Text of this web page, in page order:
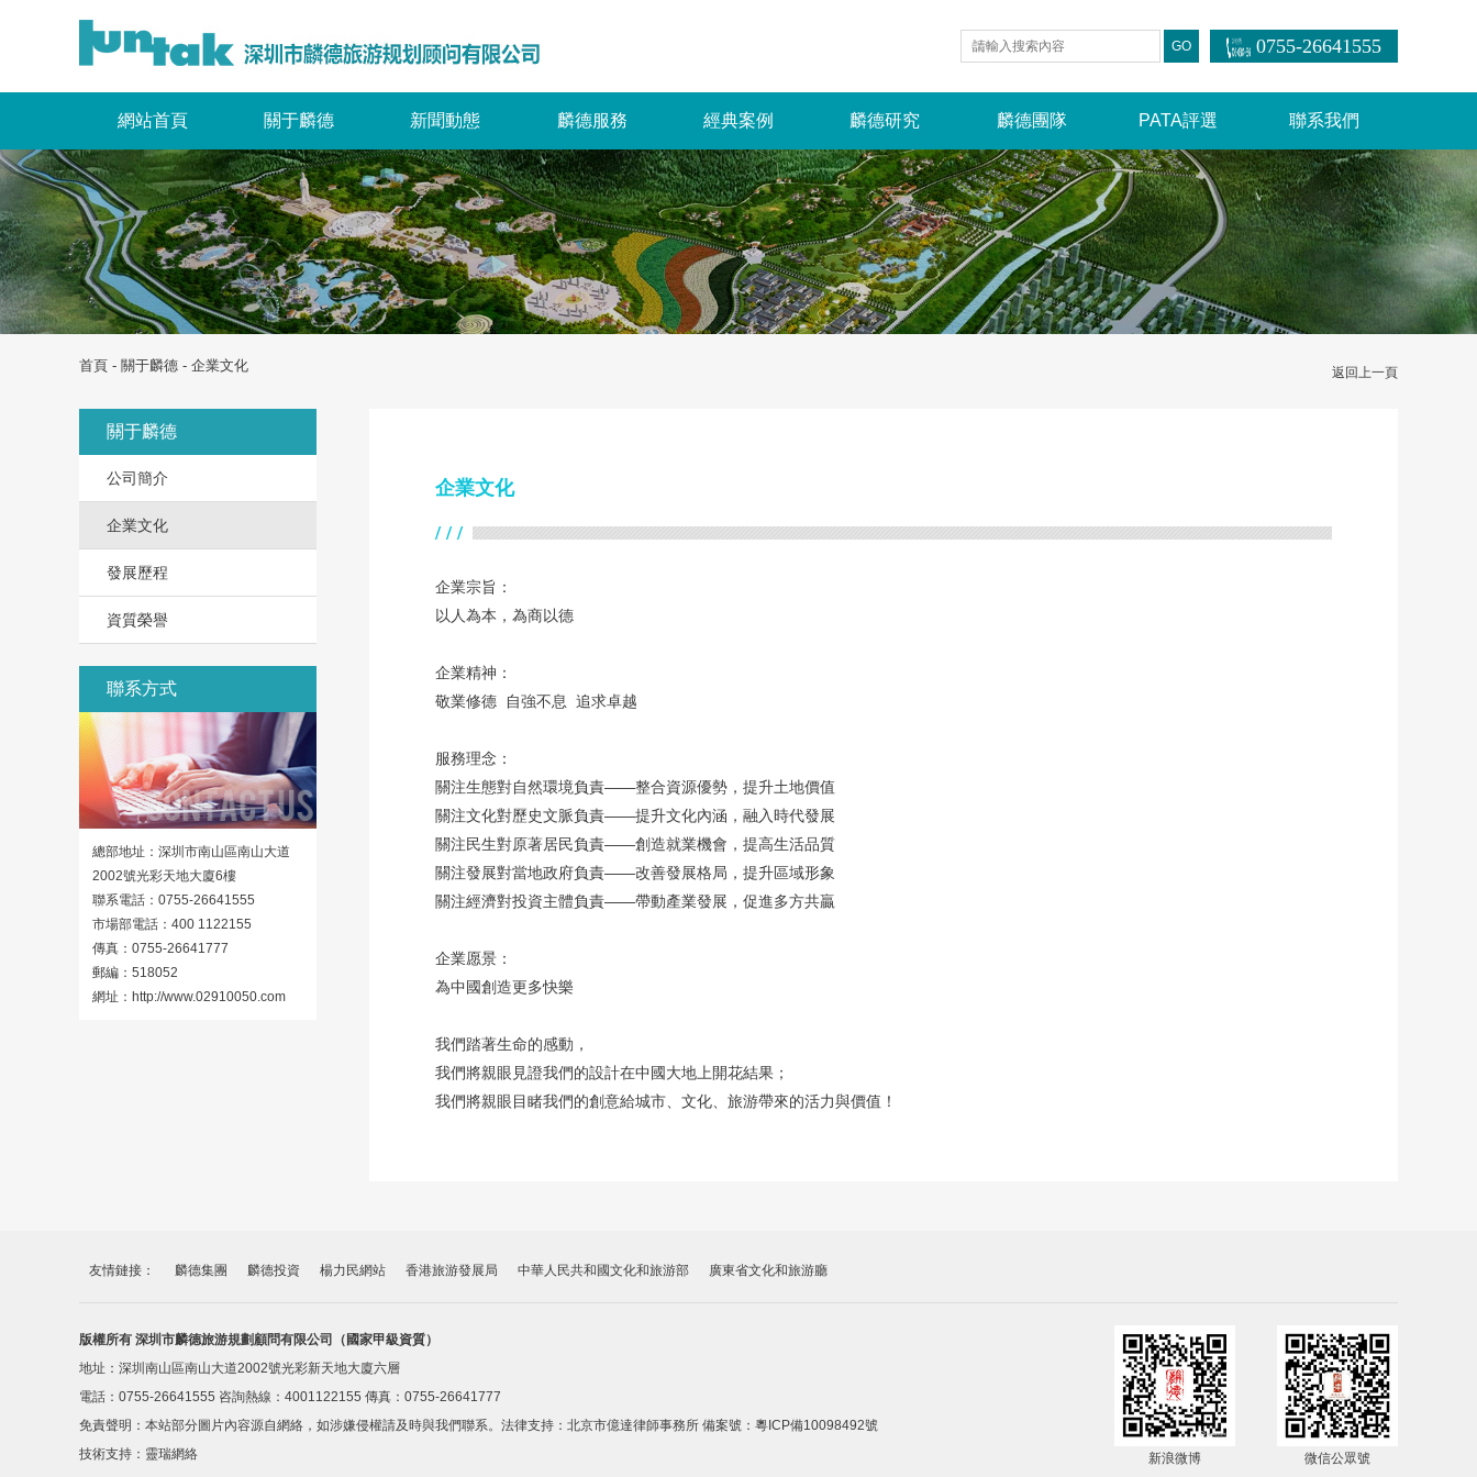
0755-26641555
網站首頁 關于麟德 新聞動態 麟德服務 經典案例 麟德研究 麟德團隊 PATA評選 聯系我們
返回上一頁
首頁 - 關于麟德 - 企業文化
關于麟德
公司簡介
企業文化
發展歷程
資質榮譽
聯系方式
總部地址：深圳市南山區南山大道
2002號光彩天地大廈6樓
聯系電話 ： 0755-26641555
市場部電話 ： 400 1122155
傳真 ： 0755-26641777
郵編 ： 518052
網址 ： http://www.02910050.com
企業文化
企業宗旨：
以人為本，為商以德
企業精神：
敬業修德 自強不息 追求卓越
服務理念：
關注生態對自然環境負責——整合資源優勢，提升土地價值
關注文化對歷史文脈負責——提升文化內涵，融入時代發展
關注民生對原著居民負責——創造就業機會，提高生活品質
關注發展對當地政府負責——改善發展格局，提升區域形象
關注經濟對投資主體負責——帶動產業發展，促進多方共贏
企業愿景：
為中國創造更多快樂
我們踏著生命的感動，
我們將親眼見證我們的設計在中國大地上開花結果；
我們將親眼目睹我們的創意給城市、文化、旅游帶來的活力與價值！
友情鏈接： 麟德集團 麟德投資 楊力民網站 香港旅游發展局 中華人民共和國文化和旅游部 廣東省文化和旅游廳
版權所有 深圳市麟德旅游規劃顧問有限公司（國家甲級資質）
地址：深圳南山區南山大道2002號光彩新天地大廈六層
電話：0755-26641555 咨詢熱線：4001122155 傳真：0755-26641777
免責聲明：本站部分圖片內容源自網絡，如涉嫌侵權請及時與我們聯系。法律支持：北京市億達律師事務所 備案號： 粵ICP備10098492號
技術支持： 靈瑞網絡 微信公眾號
新浪微博